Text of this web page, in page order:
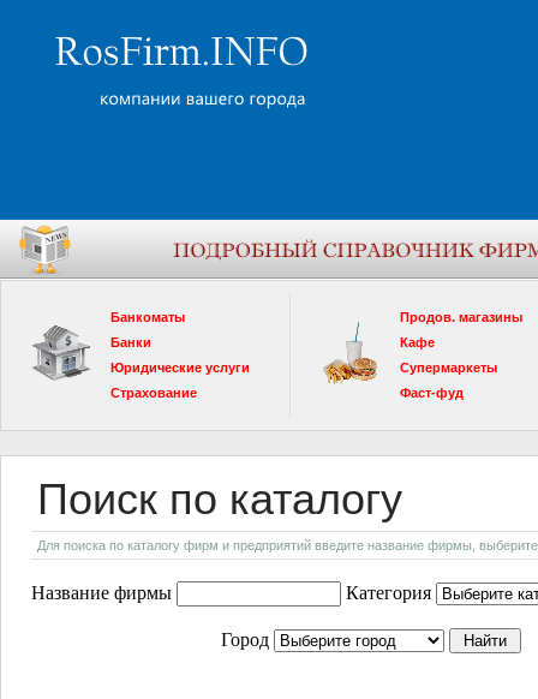
Банкоматы
Банки
Юридические услуги
Страхование
Продов. магазины
Кафе
Супермаркеты
Фаст-фуд
Поиск по каталогу
Для поиска по каталогу фирм и предприятий введите название фирмы, выберите
Название фирмы Категория
Город